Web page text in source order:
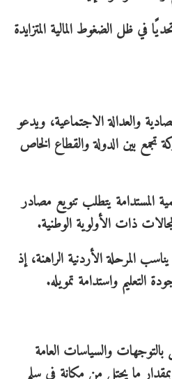
في ظل الضغوط المالية المتزايدة
والعدالة الاجتماعية، ويدعو
تجمع بين الدولة والقطاع الخاص
المستدامة يتطلب تنويع مصادر
ذات الأولوية الوطنية.
المرحلة الأردنية الراهنة، إذ
التعليم واستدامة تمويله.
بالتوجهات والسياسات العامة